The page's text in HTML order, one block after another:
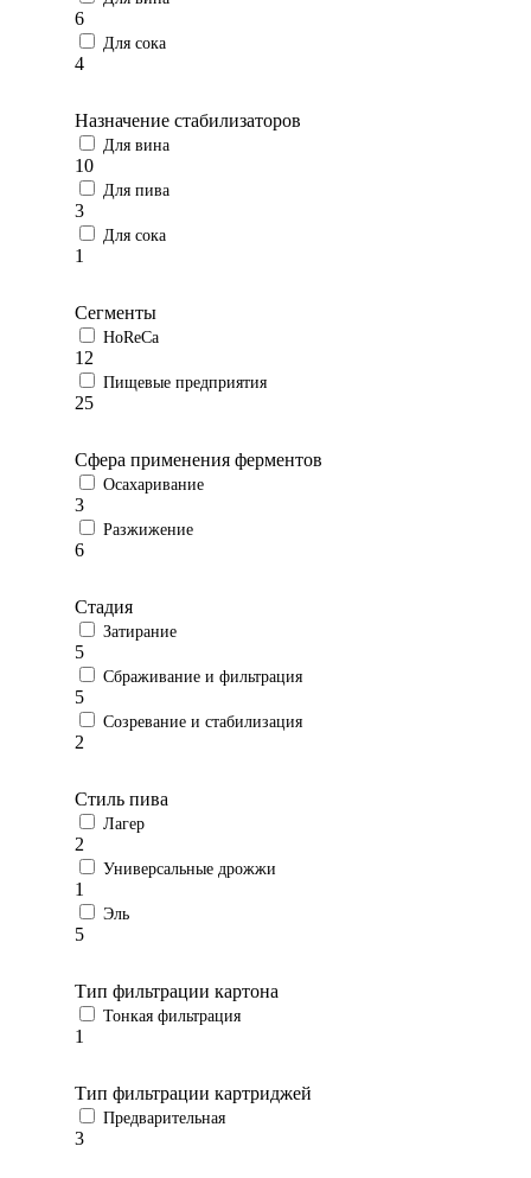
6
Для сока
4
Назначение стабилизаторов
Для вина
10
Для пива
3
Для сока
1
Сегменты
HoReCa
12
Пищевые предприятия
25
Сфера применения ферментов
Осахаривание
3
Разжижение
6
Стадия
Затирание
5
Сбраживание и фильтрация
5
Созревание и стабилизация
2
Стиль пива
Лагер
2
Универсальные дрожжи
1
Эль
5
Тип фильтрации картона
Тонкая фильтрация
1
Тип фильтрации картриджей
Предварительная
3